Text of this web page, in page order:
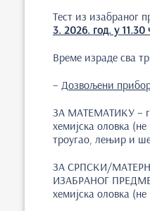
Тест из изабраног
3. 2026. год. у 11.30
Време израде сва
– Дозвољени
ЗА МАТЕМАТИКУ –
хемијска оловка (не
троугао, лењир и
ЗА СРПСКИ/
ИЗАБРАНОГ
хемијска оловка (не